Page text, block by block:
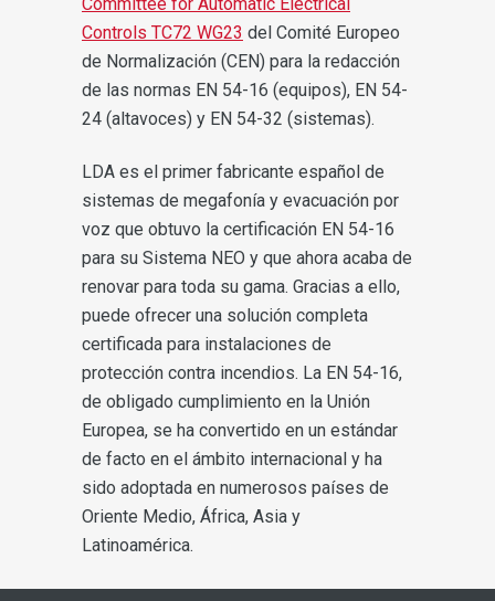
Controls TC72 WG23 del Comité Europeo
de Normalización (CEN) para la redacción
de las normas EN 54-16 (equipos), EN 54-
24 (altavoces) y EN 54-32 (sistemas).
LDA es el primer fabricante español de
sistemas de megafonía y evacuación por
voz que obtuvo la certificación EN 54-16
para su Sistema NEO y que ahora acaba de
renovar para toda su gama. Gracias a ello,
puede ofrecer una solución completa
certificada para instalaciones de
protección contra incendios. La EN 54-16,
de obligado cumplimiento en la Unión
Europea, se ha convertido en un estándar
de facto en el ámbito internacional y ha
sido adoptada en numerosos países de
Oriente Medio, África, Asia y
Latinoamérica.